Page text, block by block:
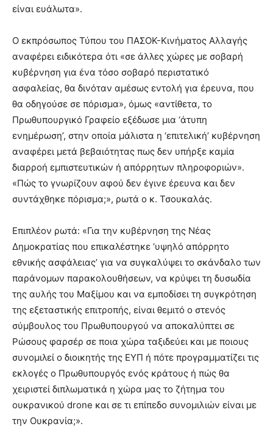
είναι ευάλωτα».
Ο εκπρόσωπος Τύπου του ΠΑΣΟΚ-Κινήματος Αλλαγής
αναφέρει ειδικότερα ότι «σε άλλες χώρες με σοβαρή
κυβέρνηση για ένα τόσο σοβαρό περιστατικό
ασφαλείας, θα δινόταν αμέσως εντολή για έρευνα, που
θα οδηγούσε σε πόρισμα», όμως «αντίθετα, το
Πρωθυπουργικό Γραφείο εξέδωσε μια ‘άτυπη
ενημέρωση’, στην οποία μάλιστα η ‘επιτελική’ κυβέρνηση
αναφέρει μετά βεβαιότητας πως δεν υπήρξε καμία
διαρροή εμπιστευτικών ή απόρρητων πληροφοριών».
«Πώς το γνωρίζουν αφού δεν έγινε έρευνα και δεν
συντάχθηκε πόρισμα;», ρωτά ο κ. Τσουκαλάς.
Επιπλέον ρωτά: «Για την κυβέρνηση της Νέας
Δημοκρατίας που επικαλέστηκε ‘υψηλό απόρρητο
εθνικής ασφάλειας’ για να συγκαλύψει το σκάνδαλο των
παράνομων παρακολουθήσεων, να κρύψει τη δυσωδία
της αυλής του Μαξίμου και να εμποδίσει τη συγκρότηση
της εξεταστικής επιτροπής, είναι θεμιτό ο στενός
σύμβουλος του Πρωθυπουργού να αποκαλύπτει σε
Ρώσους φαρσέρ σε ποια χώρα ταξιδεύει και με ποιους
συνομιλεί ο διοικητής της ΕΥΠ ή πότε προγραμματίζει τις
εκλογές ο Πρωθυπουργός ενός κράτους ή πώς θα
χειριστεί διπλωματικά η χώρα μας το ζήτημα του
ουκρανικού drone και σε τι επίπεδο συνομιλιών είναι με
την Ουκρανία;».